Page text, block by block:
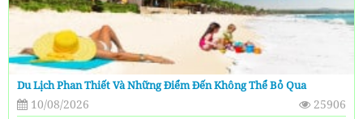
Du Lịch Phan Thiết Và Những Điểm Đến Không Thể Bỏ Qua
10/08/2026
25906